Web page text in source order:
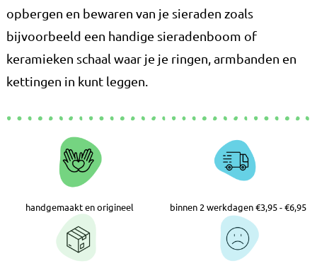
opbergen en bewaren van je sieraden zoals
bijvoorbeeld een handige sieradenboom of
keramieken schaal waar je je ringen, armbanden en
kettingen in kunt leggen.
handgemaakt en origineel binnen 2 werkdagen €3,95 - €6,95